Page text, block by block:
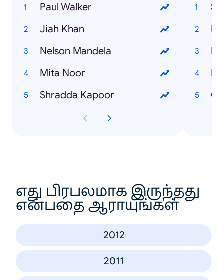
Paul Walker
Jiah Khan
Nelson Mandela
Mita Noor
Shradda Kapoor
Fb
எது பிரபலமாக இருந்தது
என்பதை ஆராயுங்கள்
2012
2011